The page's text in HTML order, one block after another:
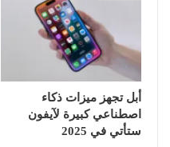
أبل تجهز ميزات ذكاء
اصطناعي كبيرة لآيفون
ستأتي في 2025